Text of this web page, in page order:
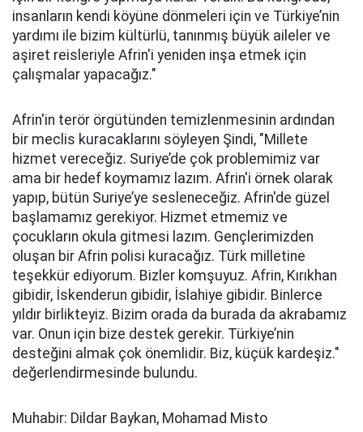
insanların kendi köyüne dönmeleri için ve Türkiye’nin
yardımı ile bizim kültürlü, tanınmış büyük aileler ve
aşiret reisleriyle Afrin'i yeniden inşa etmek için
çalışmalar yapacağız."
Afrin'in terör örgütünden temizlenmesinin ardından
bir meclis kuracaklarını söyleyen Şindi, "Millete
hizmet vereceğiz. Suriye’de çok problemimiz var
ama bir hedef koymamız lazım. Afrin'i örnek olarak
yapıp, bütün Suriye’ye sesleneceğiz. Afrin'de güzel
başlamamız gerekiyor. Hizmet etmemiz ve
çocukların okula gitmesi lazım. Gençlerimizden
oluşan bir Afrin polisi kuracağız. Türk milletine
teşekkür ediyorum. Bizler komşuyuz. Afrin, Kırıkhan
gibidir, İskenderun gibidir, İslahiye gibidir. Binlerce
yıldır birlikteyiz. Bizim orada da burada da akrabamız
var. Onun için bize destek gerekir. Türkiye’nin
desteğini almak çok önemlidir. Biz, küçük kardeşiz."
değerlendirmesinde bulundu.
Muhabir: Dildar Baykan, Mohamad Misto